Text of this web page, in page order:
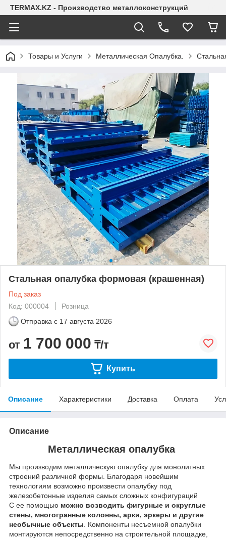
TERMAX.KZ - Производство металлоконструкций
Товары и Услуги Металлическая Опалубка.
Стальная опалубка формовая (крашенная)
Под заказ
Код: 000004
Розница
Отправка с 17 августа 2026
от 1 700 000 ₸/т
Купить
Описание Характеристики Доставка Оплата
Описание
Металлическая опалубка
Мы производим металлическую опалубку для монолитных
строений различной формы. Благодаря новейшим
технологиям возможно произвести опалубку под
железобетонные изделия самых сложных конфигураций
С ее помощью можно возводить фигурные и округлые
стены, многогранные колонны, арки, эркеры и другие
необычные объекты. Компоненты несъемной опалубки
монтируются непосредственно на строительной площадке,